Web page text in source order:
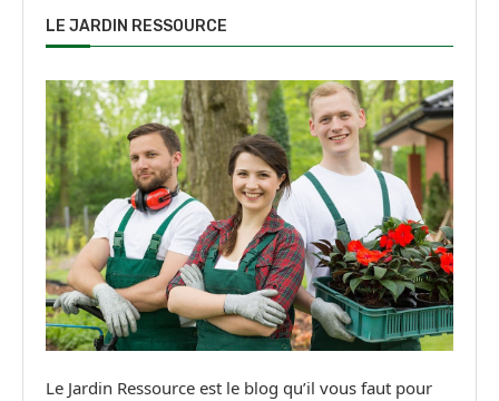
LE JARDIN RESSOURCE
Le Jardin Ressource est le blog qu’il vous faut pour